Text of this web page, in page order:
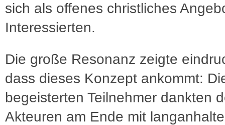
sich als offenes christliches
Interessierten.
Die große Resonanz zeigte
dass dieses Konzept ankommt:
begeisterten Teilnehmer dankten
Akteuren am Ende mit